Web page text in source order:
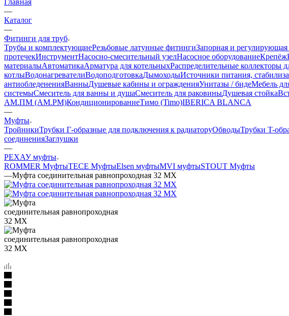
—
Каталог
—
Фитинги для труб
Трубы и комплектующиеРезьбовые латунные фитингиЗапорная и регулирующая
протечекИнструментНасосно-смесительный узелНасосное оборудованиеКрепёж
материалыАвтоматикаАрматура для котельныхРаспределительные коллекторы
котлыВодонагревателиВодоподготовкаДымоходыИсточники питания,
антиобледененияВанныДушевые кабины и огражденияУнитазы / бидеМебель
системыСмеситель для ванны и душаСмеситель для раковиныДушевая стойка
АМ.ПМ (AM.PM)КондиционированиеТимо (Timo)IBERICA BLANCA
—
Муфты
ТройникиТрубки Г-образные для подключения к радиаторуОбводыТрубки T-
соединенияЗаглушки
—
РЕХАУ муфты
ROMMER МуфтыTECE МуфтыElsen муфтыMVI муфтыSTOUT Муфты
—Муфта соединительная равнопроходная 32 MX